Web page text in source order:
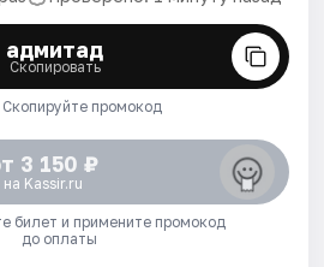
адмитад
Скопировать
Скопируйте промокод
3 150 ₽
на Kassir.ru
билет и примените промокод
до оплаты